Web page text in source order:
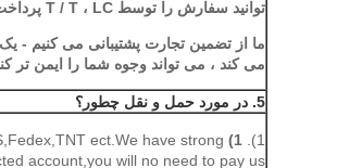
توانید سفارش را توسط T / T ، LC پرداخت کنید.
ما از تضمین تجارت پشتیبانی می کنیم
می کند ، می تواند وجوه شما را ایمن تر
5. در مورد حمل و نقل چطور؟
1).
1)
ect.We have strong
account,you will no need to pay us.